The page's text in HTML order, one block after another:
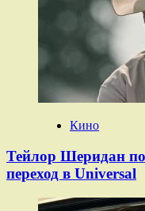
Кино
Тейлор Шеридан
переход в Universal